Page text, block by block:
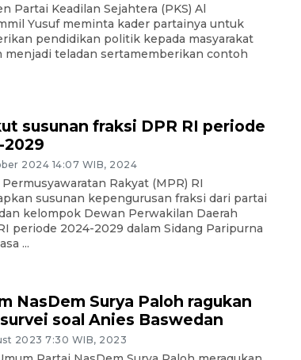
Partai Keadilan Sejahtera (PKS) Al
Yusuf meminta kader partainya untuk
pendidikan politik kepada masyarakat
menjadi teladan sertamemberikan contoh
susunan fraksi DPR RI periode
2029
2024 14:07 WIB, 2024
Rakyat (MPR) RI
susunan kepengurusan fraksi dari partai
kelompok Dewan Perwakilan Daerah
periode 2024-2029 dalam Sidang Paripurna
...
NasDem Surya Paloh ragukan
soal Anies Baswedan
2023 7:30 WIB, 2023